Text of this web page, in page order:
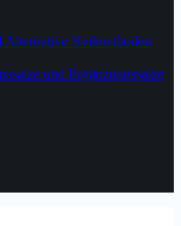
Alternative Heilmethoden
und Ergänzungssalze